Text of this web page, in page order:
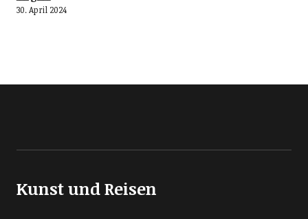
30. April 2024
Kunst und Reisen